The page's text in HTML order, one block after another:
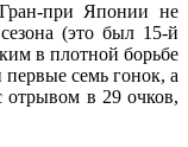
при Японии не
(это был 15-й
в плотной борьбе
семь гонок, а
отрывом в 29 очков,